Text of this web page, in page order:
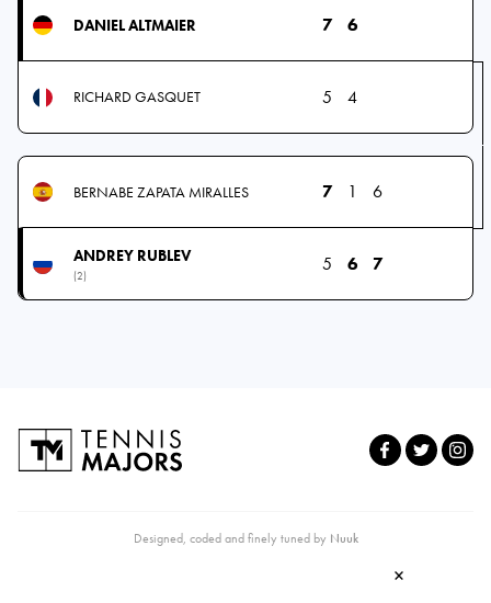
DANIEL ALTMAIER 7 6
RICHARD GASQUET 5 4
BERNABE ZAPATA MIRALLES 7 1 6
ANDREY RUBLEV
(2)
5 6 7
Designed, coded and finely tuned by Nuuk
×